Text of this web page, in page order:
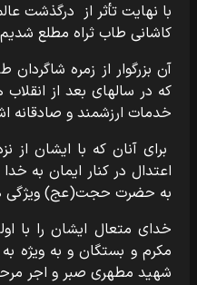
با نهایت تأثر از درگذشت
کاشانی طاب ثراه مطلع
آن بزرگوار از زمره
که در سالهای بعد از
خدمات ارزشمند و صادقانه
برای آنان که با ایشان از
اعتدال در کنار ایمان به
به حضرت حجت(عج) ویژگی
خدای متعال ایشان را با
مکرم و بستگان و به ویژه
شهید مطهری صبر و اجر